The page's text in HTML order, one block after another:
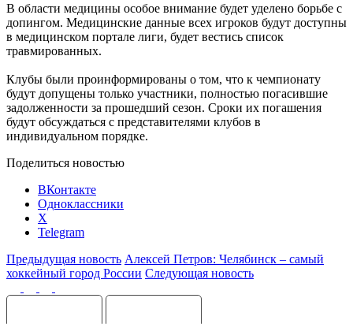
В области медицины особое внимание будет уделено борьбе с
допингом. Медицинские данные всех игроков будут доступны
в медицинском портале лиги, будет вестись список
травмированных.
Клубы были проинформированы о том, что к чемпионату
будут допущены только участники, полностью погасившие
задолженности за прошедший сезон. Сроки их погашения
будут обсуждаться с представителями клубов в
индивидуальном порядке.
Поделиться новостью
ВКонтакте
Одноклассники
X
Telegram
Предыдущая новость Алексей Петров: Челябинск – самый
хоккейный город России Следующая новость